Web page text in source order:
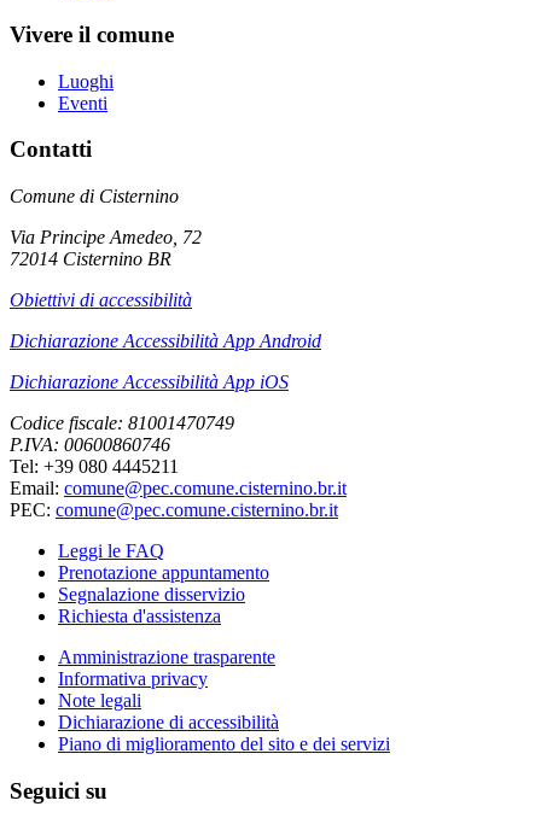
Vivere il comune
Luoghi
Eventi
Contatti
Comune di Cisternino
Via Principe Amedeo, 72
72014 Cisternino BR
Obiettivi di accessibilità
Dichiarazione Accessibilità App Android
Dichiarazione Accessibilità App iOS
Codice fiscale: 81001470749
P.IVA: 00600860746
Tel: +39 080 4445211
Email: comune@pec.comune.cisternino.br.it
PEC: comune@pec.comune.cisternino.br.it
Leggi le FAQ
Prenotazione appuntamento
Segnalazione disservizio
Richiesta d'assistenza
Amministrazione trasparente
Informativa privacy
Note legali
Dichiarazione di accessibilità
Piano di miglioramento del sito e dei servizi
Seguici su